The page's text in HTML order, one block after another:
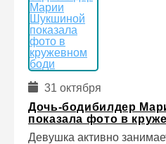
31 октября
Дочь-бодибилдер
показала фото в
Девушка активно